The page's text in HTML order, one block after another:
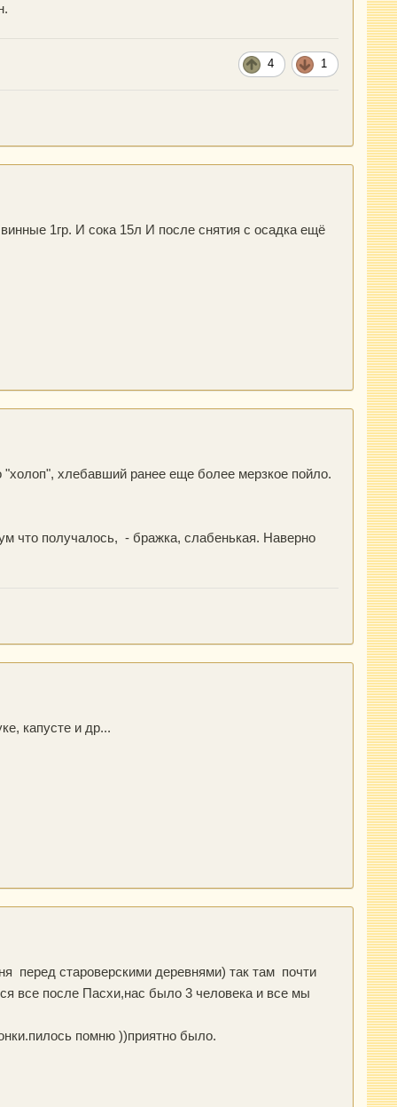
4 1
1гр. И сока 15л И после снятия с осадка ещё
хлебавший ранее еще более мерзкое пойло.
что получалось, - бражка, слабенькая. Наверно
капусте и др...
перед староверскими деревнями) так там почти
все после Пасхи,нас было 3 человека и все мы
помню ))приятно было.